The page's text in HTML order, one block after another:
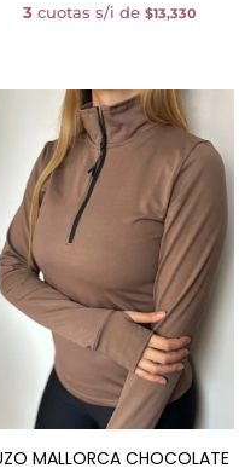
3cuotas s/i de $13,330
MALLORCA CHOCOLATE